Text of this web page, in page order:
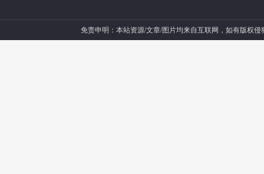
免责申明：本站资源/文章/图片均来自互联网，如有版权